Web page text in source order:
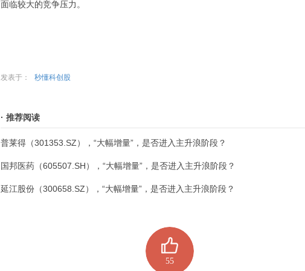
面临较大的竞争压力。
发表于： 秒懂科创股
· 推荐阅读
普莱得（301353.SZ），“大幅增量”，是否进入主升浪阶段？
国邦医药（605507.SH），“大幅增量”，是否进入主升浪阶段？
延江股份（300658.SZ），“大幅增量”，是否进入主升浪阶段？
55